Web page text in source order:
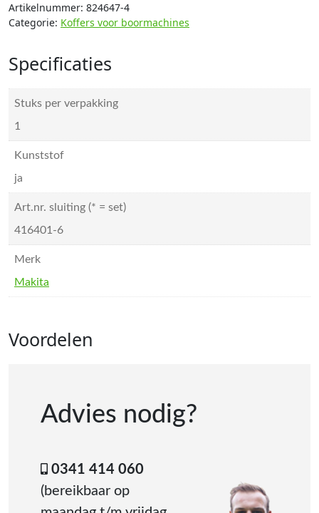
Artikelnummer: 824647-4
Categorie: Koffers voor boormachines
Specificaties
Stuks per verpakking
1
Kunststof
ja
Art.nr. sluiting (* = set)
416401-6
Merk
Makita
Voordelen
Advies nodig?
0341 414 060
(bereikbaar op